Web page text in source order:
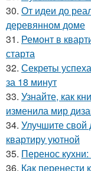
30. От идеи до
деревянном доме
31. Ремонт в
старта
32. Секреты
за 18 минут
33. Узнайте, как
изменила мир
34. Улучшите свой
квартиру уютной
35. Перенос
36. Как перенести